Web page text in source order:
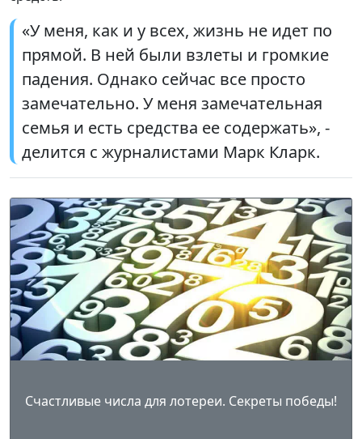
«У меня, как и у всех, жизнь не идет по
прямой. В ней были взлеты и громкие
падения. Однако сейчас все просто
замечательно. У меня замечательная
семья и есть средства ее содержать», -
делится с журналистами Марк Кларк.
Счастливые числа для лотереи. Секреты победы!